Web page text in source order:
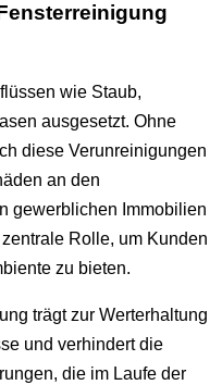
wie Staub,
ausgesetzt. Ohne
diese Verunreinigungen
an den
gewerblichen Immobilien
Rolle, um Kunden
zu bieten.
trägt zur Werterhaltung
und verhindert die
die im Laufe der